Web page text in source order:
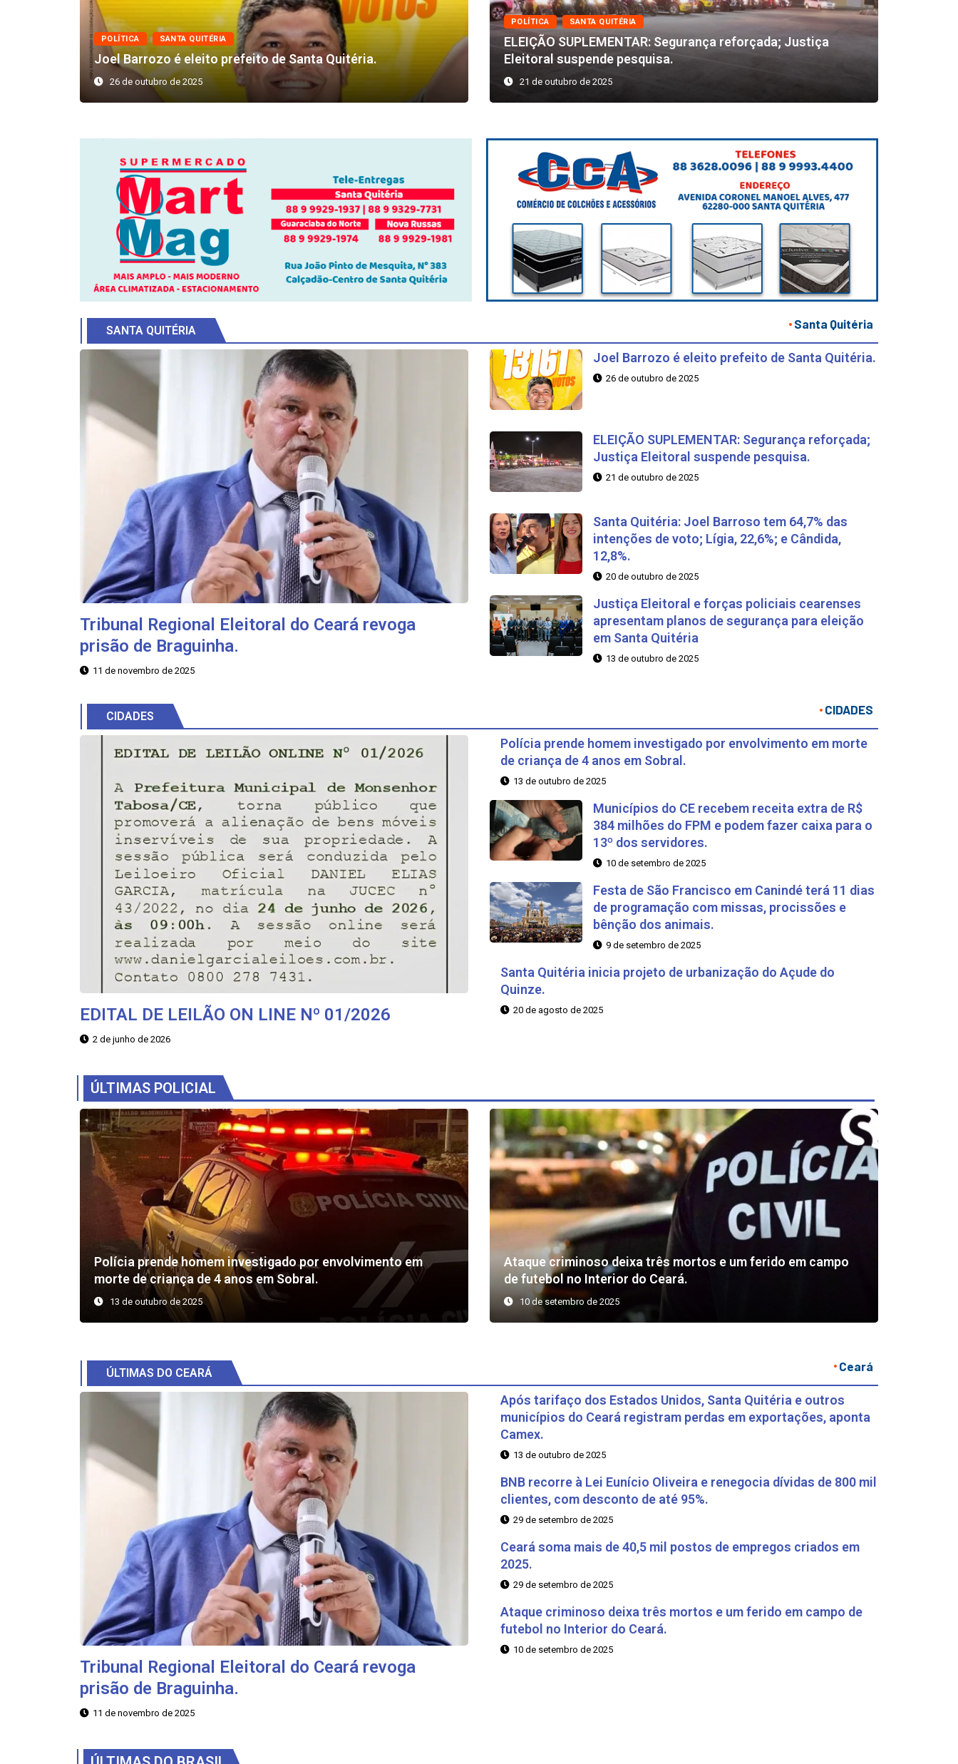
POLÍTICA SANTA QUITÉRIA
Joel Barrozo é eleito prefeito de Santa Quitéria.
26 de outubro de 2025
POLÍTICA SANTA QUITÉRIA
ELEIÇÃO SUPLEMENTAR: Segurança reforçada; Justiça
Eleitoral suspende pesquisa.
21 de outubro de 2025
SANTA QUITÉRIA Santa Quitéria
Tribunal Regional Eleitoral do Ceará revoga
prisão de Braguinha.
11 de novembro de 2025
Joel Barrozo é eleito prefeito de Santa Quitéria.
26 de outubro de 2025
ELEIÇÃO SUPLEMENTAR: Segurança reforçada;
Justiça Eleitoral suspende pesquisa.
21 de outubro de 2025
Santa Quitéria: Joel Barroso tem 64,7% das
intenções de voto; Lígia, 22,6%; e Cândida,
12,8%.
20 de outubro de 2025
Justiça Eleitoral e forças policiais cearenses
apresentam planos de segurança para eleição
em Santa Quitéria
13 de outubro de 2025
CIDADES CIDADES
EDITAL DE LEILÃO ON LINE Nº 01/2026
2 de junho de 2026
Polícia prende homem investigado por envolvimento em morte
de criança de 4 anos em Sobral.
13 de outubro de 2025
Municípios do CE recebem receita extra de R$
384 milhões do FPM e podem fazer caixa para o
13º dos servidores.
10 de setembro de 2025
Festa de São Francisco em Canindé terá 11 dias
de programação com missas, procissões e
bênção dos animais.
9 de setembro de 2025
Santa Quitéria inicia projeto de urbanização do Açude do
Quinze.
20 de agosto de 2025
ÚLTIMAS POLICIAL
Polícia prende homem investigado por envolvimento em
morte de criança de 4 anos em Sobral.
13 de outubro de 2025
Ataque criminoso deixa três mortos e um ferido em campo
de futebol no Interior do Ceará.
10 de setembro de 2025
ÚLTIMAS DO CEARÁ Ceará
Tribunal Regional Eleitoral do Ceará revoga
prisão de Braguinha.
11 de novembro de 2025
Após tarifaço dos Estados Unidos, Santa Quitéria e outros
municípios do Ceará registram perdas em exportações, aponta
Camex.
13 de outubro de 2025
BNB recorre à Lei Eunício Oliveira e renegocia dívidas de 800 mil
clientes, com desconto de até 95%.
29 de setembro de 2025
Ceará soma mais de 40,5 mil postos de empregos criados em
2025.
29 de setembro de 2025
Ataque criminoso deixa três mortos e um ferido em campo de
futebol no Interior do Ceará.
10 de setembro de 2025